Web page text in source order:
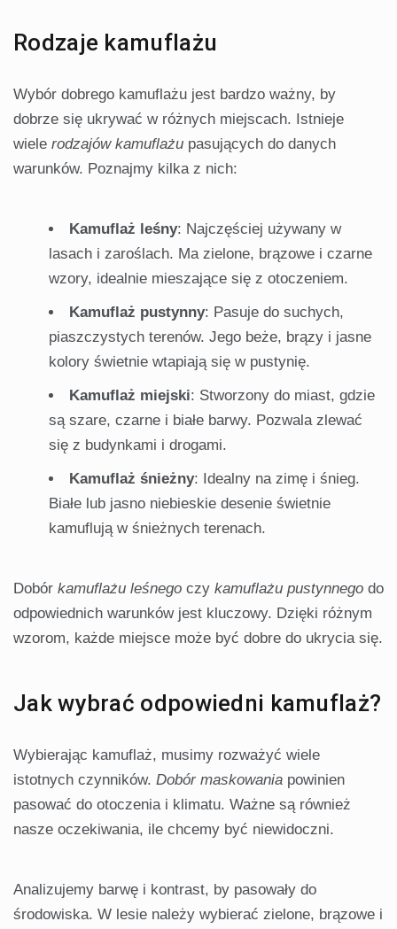
Rodzaje kamuflażu
Wybór dobrego kamuflażu jest bardzo ważny, by
dobrze się ukrywać w różnych miejscach. Istnieje
wiele rodzajów kamuflażu pasujących do danych
warunków. Poznajmy kilka z nich:
Kamuflaż leśny: Najczęściej używany w
lasach i zaroślach. Ma zielone, brązowe i czarne
wzory, idealnie mieszające się z otoczeniem.
Kamuflaż pustynny: Pasuje do suchych,
piaszczystych terenów. Jego beże, brązy i jasne
kolory świetnie wtapiają się w pustynię.
Kamuflaż miejski: Stworzony do miast, gdzie
są szare, czarne i białe barwy. Pozwala zlewać
się z budynkami i drogami.
Kamuflaż śnieżny: Idealny na zimę i śnieg.
Białe lub jasno niebieskie desenie świetnie
kamuflują w śnieżnych terenach.
Dobór kamuflażu leśnego czy kamuflażu pustynnego do
odpowiednich warunków jest kluczowy. Dzięki różnym
wzorom, każde miejsce może być dobre do ukrycia się.
Jak wybrać odpowiedni kamuflaż?
Wybierając kamuflaż, musimy rozważyć wiele
istotnych czynników. Dobór maskowania powinien
pasować do otoczenia i klimatu. Ważne są również
nasze oczekiwania, ile chcemy być niewidoczni.
Analizujemy barwę i kontrast, by pasowały do
środowiska. W lesie należy wybierać zielone, brązowe i